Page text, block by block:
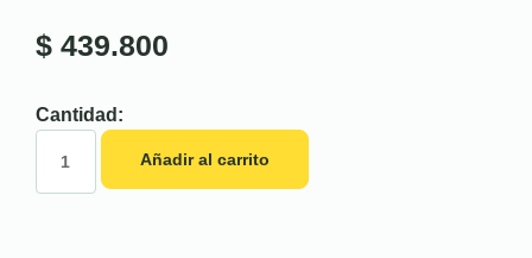
$ 439.800
Cantidad:
Añadir al carrito